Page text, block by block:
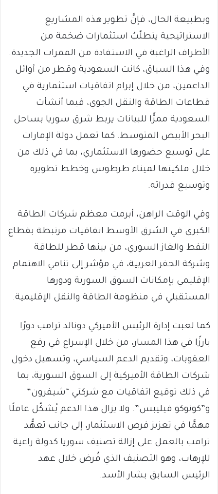
وبطبيعة الحال، فإنَّ تطوير هذه المشاريع
الاستراتيجية يتطلّبُ استثمارات ضخمة من
الأطراف الراغبة في الاستفادة من الممرات الجديدة.
وفي هذا السياق، كانت السعودية وقطر من أوائل
الداعمين، من خلال إبرام اتفاقيات استثمارية في
قطاعات الطاقة والنقل الجوي، فيما أنشأت
السعودية ممرًّا للبيانات يربط شرق سوريا بساحل
البحر الأبيض المتوسط. كما تعمل دولة الإمارات
على توسيع حضورها الاستثماري، بما في ذلك من
خلال ملكيتها لميناء طرطوس وخطط تطويره
وتوسيع قدراته.
وفي الوقت الراهن، أبرمت معظم شركات الطاقة
الكبرى في الشرق الأوسط اتفاقيات مرتبطة بقطاع
النفط والغاز السوري، من بينها قطر للطاقة
وشركة الحفر العربية، في مؤشر إلى تنامي الاهتمام
الإقليمي بإمكانات السوق السورية ودورها
المستقبلي في منظومة الطاقة والنقل الإقليمية.
كما لعبت إدارة الرئيس الأميركي دونالد ترامب دورًا
بارزًا في هذا المسار، من خلال الإسراع في رفع
العقوبات، وتقديم الدعم السياسي، وتسهيل دخول
شركات الطاقة الأميركية إلى السوق السورية، بما
في ذلك توقيع اتفاقيات مع شركتي “شيفرون”
و”كونوكو فيليبس”. ولا يزال هذا الدعم يُشكّل عاملًا
مهمًّا في تعزيز فرص الاستثمار، إلى جانب تعهُّد
ترامب بالعمل على إزالة تصنيف سوريا كدولة راعية
للإرهاب، وهو التصنيف الذي فُرض خلال عهد
الرئيس السابق بشار الأسد.